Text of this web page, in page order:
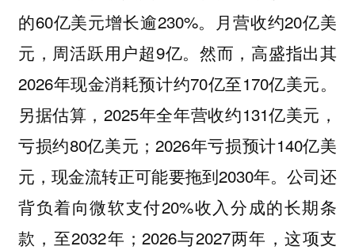
的60亿美元增长逾230%。月营收约20亿美
元，周活跃用户超9亿。然而，高盛指出其
2026年现金消耗预计约70亿至170亿美元。
另据估算，2025年全年营收约131亿美元，
亏损约80亿美元；2026年亏损预计140亿美
元，现金流转正可能要拖到2030年。公司还
背负着向微软支付20%收入分成的长期条
款，至2032年；2026与2027两年，这项支